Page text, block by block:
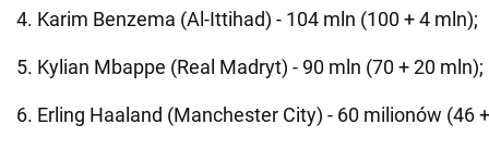
4. Karim Benzema (Al-Ittihad) - 104 mln (100 + 4 mln);
5. Kylian Mbappe (Real Madryt) - 90 mln (70 + 20 mln);
6. Erling Haaland (Manchester City) - 60 milionów (46